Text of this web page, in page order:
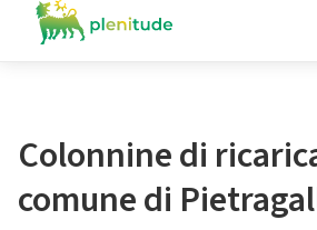
Colonnine di
comune di